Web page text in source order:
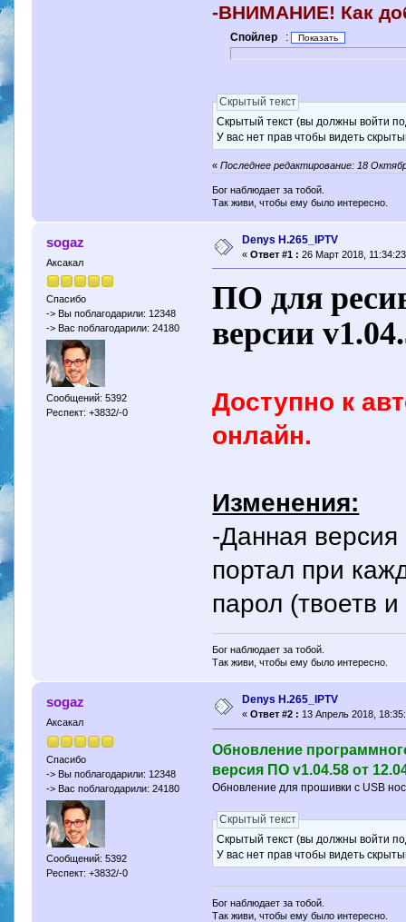
-ВНИМАНИЕ! Как
Спойлер :
Скрытый текст
Скрытый текст (вы должны войти
У вас нет прав чтобы видеть
«Последнее редактирование: 18
Бог наблюдает за тобой.
Так живи, чтобы ему было интересно.
sogaz
Аксакал
Спасибо
-> Вы поблагодарили: 12348
-> Вас поблагодарили: 24180
Сообщений: 5392
Респект: +3832/-0
Denys H.265_IPTV
« Ответ #1 : 26 Март 2018,
ПО для
версии
Доступно к
онлайн.
Изменения:
-Данная версия
портал при
парол (твоетв
Бог наблюдает за тобой.
Так живи, чтобы ему было интересно.
sogaz
Аксакал
Спасибо
-> Вы поблагодарили: 12348
-> Вас поблагодарили: 24180
Сообщений: 5392
Респект: +3832/-0
Denys H.265_IPTV
« Ответ #2 : 13 Апрель 2018,
Обновление
версия ПО v1.04.58 от
Обновление для прошивки с USB
Скрытый текст
Скрытый текст (вы должны войти
У вас нет прав чтобы видеть
Бог наблюдает за тобой.
Так живи, чтобы ему было интересно.